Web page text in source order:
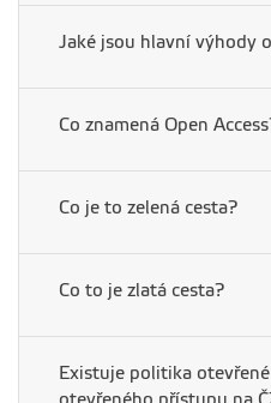
Jaké jsou hlavní výhody
Co znamená Open
Co je to zelená cesta?
Co to je zlatá cesta?
Existuje politika